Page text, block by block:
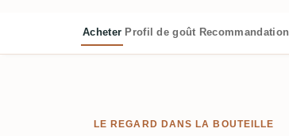
Acheter Profil de goût Recommandation
LE REGARD DANS LA BOUTEILLE